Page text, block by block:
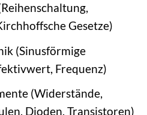
Gesetze)
(Sinusförmige
Frequenz)
(Widerstände,
Dioden, Transistoren)